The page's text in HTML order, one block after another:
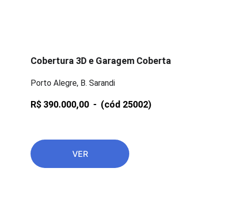
Cobertura 3D e Garagem Coberta
Porto Alegre, B. Sarandi
VER
R$ 390.000,00  - (cód 25002)